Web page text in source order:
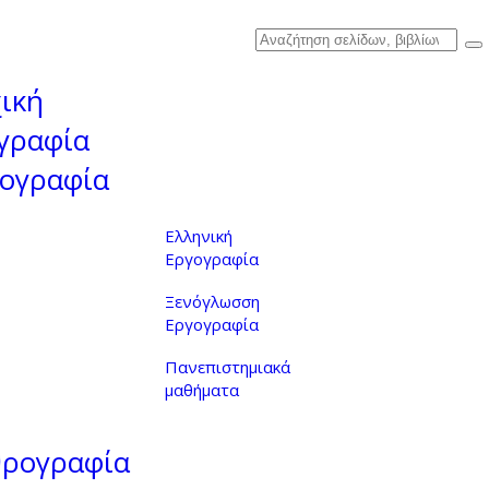
Ελληνική
Εργογραφία
Ξενόγλωσση
Εργογραφία
Πανεπιστημιακά
μαθήματα